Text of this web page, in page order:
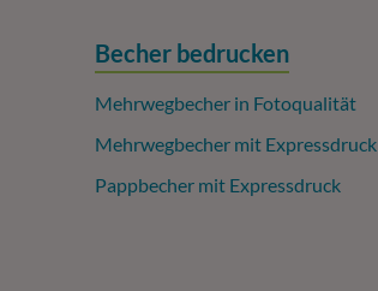
Becher bedrucken
Mehrwegbecher in Fotoqualität
Mehrwegbecher mit Expressdruck
Pappbecher mit Expressdruck